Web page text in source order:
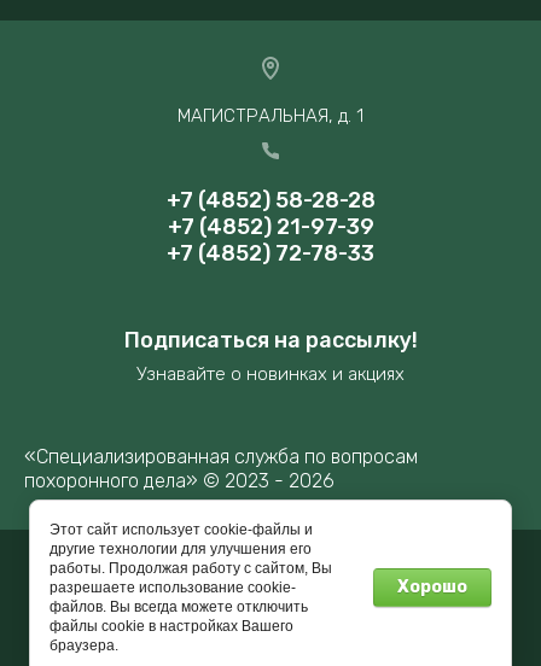
«Специализированная служба по вопросам
похоронного дела» © 2023 - 2026
МАГИСТРАЛЬНАЯ, д. 1
+7 (4852) 58-28-28
+7 (4852) 21-97-39
+7 (4852) 72-78-33
Подписаться на рассылку!
Узнавайте о новинках и акциях
Мегагрупп.ру
Этот сайт использует cookie-файлы и
другие технологии для улучшения его
работы. Продолжая работу с сайтом, Вы
разрешаете использование cookie-
файлов. Вы всегда можете отключить
файлы cookie в настройках Вашего
браузера.
Хорошо